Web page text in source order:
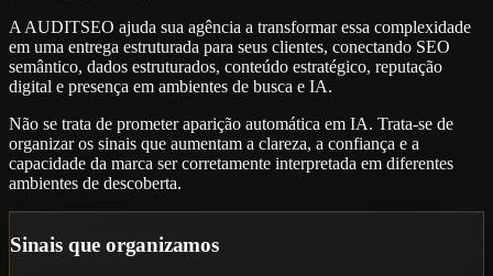
A AUDITSEO ajuda sua agência a transformar essa complexidade
em uma entrega estruturada para seus clientes, conectando SEO
semântico, dados estruturados, conteúdo estratégico, reputação
digital e presença em ambientes de busca e IA.
Não se trata de prometer aparição automática em IA. Trata-se de
organizar os sinais que aumentam a clareza, a confiança e a
capacidade da marca ser corretamente interpretada em diferentes
ambientes de descoberta.
Sinais que organizamos